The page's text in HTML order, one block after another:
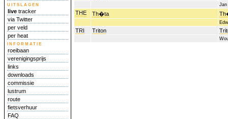
uitslagen
live tracker
via Twitter
per veld
per heat
informatie
roeibaan
verenigingsprijs
links
downloads
commissie
lustrum
route
fietsverhuur
FAQ
Jan
THE Th�ta
TRI Triton